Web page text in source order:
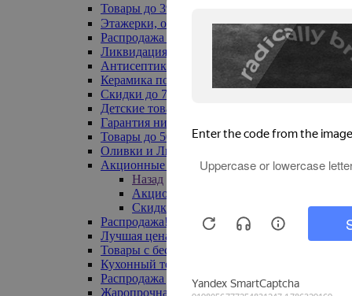
Товары до 399₽
Этажерки, обувницы
Распродажа текстиля до -50%
Ликвидация до -70%
Антисептики
Керамика по 129 руб
Скидки до 70%
Детские товары
Гарантия низкой цены
Товары до 500 руб
Оливки и Лимоны
Акционные товары
Назад
Акционные товары
Скидка 20% по промокоду
Распродажа! Ульяновск до -70%
Лучшая цена
Товары с бесплатной доставкой
Кухонный текстиль
Распродажа до -50%
Жаропрочная посуда